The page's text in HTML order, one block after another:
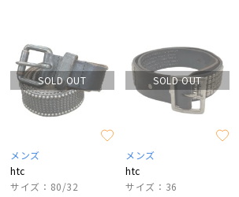
SOLD OUT
メンズ
htc
サイズ：80/32
SOLD OUT
メンズ
htc
サイズ：36